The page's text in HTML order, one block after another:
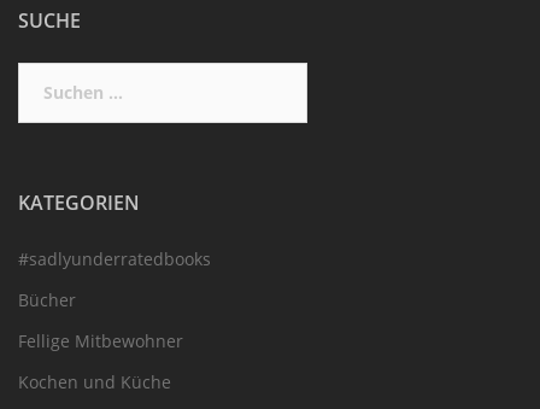
SUCHE
nach:
KATEGORIEN
#sadlyunderratedbooks
Bücher
Fellige Mitbewohner
Kochen und Küche